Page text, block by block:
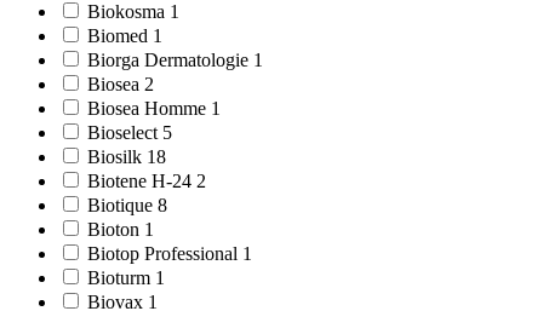
Biokosma 1
Biomed 1
Biorga Dermatologie 1
Biosea 2
Biosea Homme 1
Bioselect 5
Biosilk 18
Biotene H-24 2
Biotique 8
Bioton 1
Biotop Professional 1
Bioturm 1
Biovax 1